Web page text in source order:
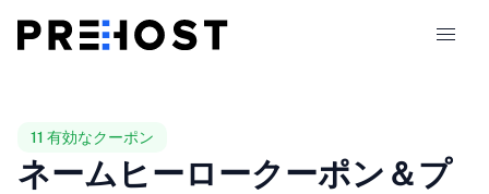
比較
11 有効なクーポン
ネームヒーロークーポン＆プ